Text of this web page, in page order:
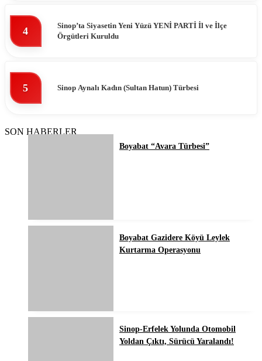
4
Sinop’ta Siyasetin Yeni Yüzü YENİ PARTİ İl ve İlçe
Örgütleri Kuruldu
5 Sinop Aynalı Kadın (Sultan Hatun) Türbesi
SON HABERLER
Boyabat “Avara Türbesi”
Boyabat Gazidere Köyü Leylek
Kurtarma Operasyonu
Sinop-Erfelek Yolunda Otomobil
Yoldan Çıktı, Sürücü Yaralandı!